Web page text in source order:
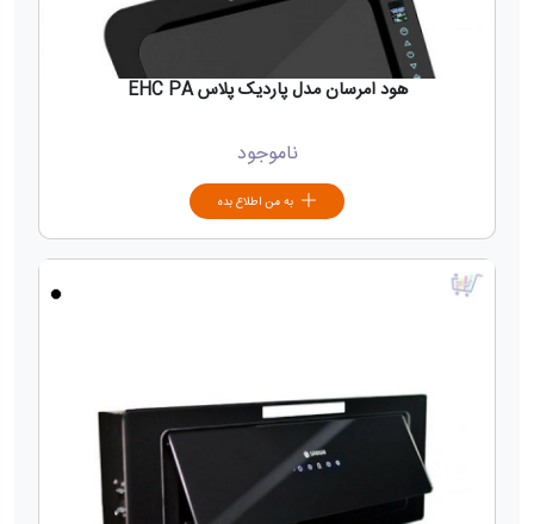
هود امرسان مدل پاردیک پلاس EHC PA
ناموجود
به من اطلاع بده